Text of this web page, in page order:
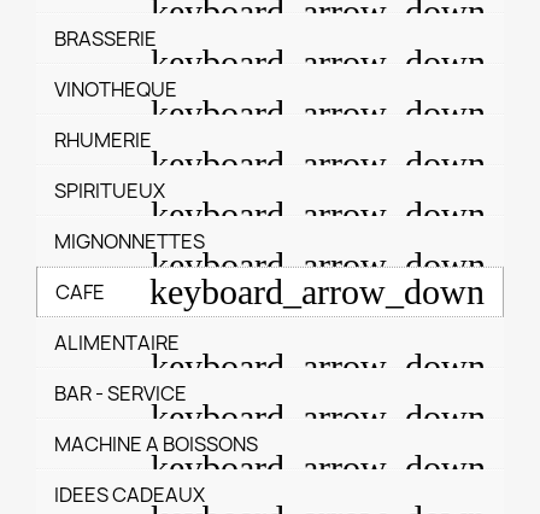
BRASSERIE
VINOTHEQUE
RHUMERIE
SPIRITUEUX
MIGNONNETTES
CAFE
ALIMENTAIRE
BAR - SERVICE
MACHINE A BOISSONS
IDEES CADEAUX